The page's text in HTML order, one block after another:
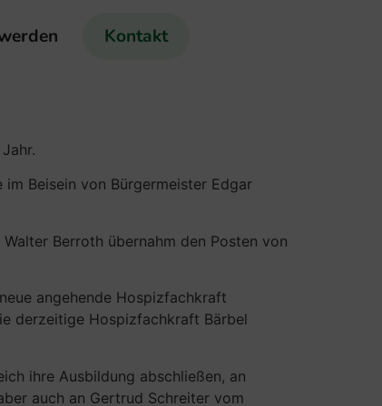
Kontakt
Beisein von Bürgermeister Edgar
Berroth übernahm den Posten von
angehende Hospizfachkraft
derzeitige Hospizfachkraft Bärbel
ihre Ausbildung abschließen, an
auch an Gertrud Schreiter vom